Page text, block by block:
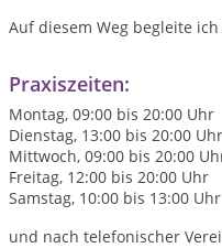
Auf diesem Weg begleite
Praxiszeiten:
Montag, 09:00 bis 20:00 Uhr
Dienstag, 13:00 bis 20:00 Uhr
Mittwoch, 09:00 bis 20:00
Freitag, 12:00 bis 20:00 Uhr
Samstag, 10:00 bis 13:00 Uhr
und nach telefonischer